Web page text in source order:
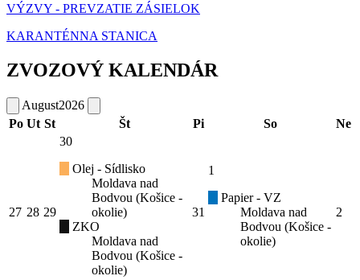
VÝZVY - PREVZATIE ZÁSIELOK
KARANTÉNNA STANICA
ZVOZOVÝ KALENDÁR
August2026
Po Ut St Št Pi So Ne
27 28 29
30
Olej - Sídlisko
Moldava nad
Bodvou (Košice -
okolie)
ZKO
Moldava nad
Bodvou (Košice -
okolie)
31
1
Papier - VZ
Moldava nad
Bodvou (Košice -
okolie)
2